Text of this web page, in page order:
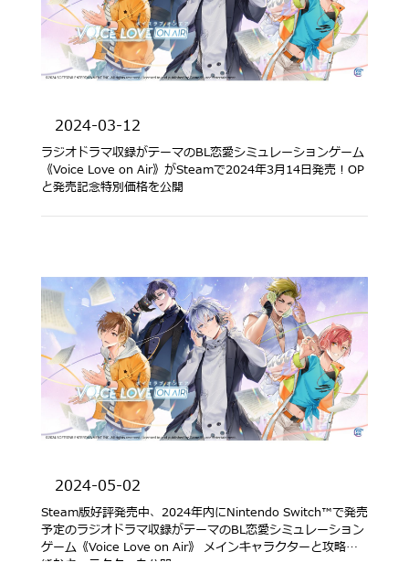
2024-03-12
ラジオドラマ収録がテーマのBL恋愛シミュレーションゲーム
《Voice Love on Air》がSteamで2024年3月14日発売！OP
と発売記念特別価格を公開
2024-05-02
Steam版好評発売中、2024年内にNintendo Switch™で発売
予定のラジオドラマ収録がテーマのBL恋愛シミュレーション
ゲーム《Voice Love on Air》 メインキャラクターと攻略可
能なキャラクターを公開